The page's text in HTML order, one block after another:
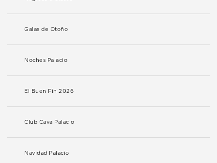
Galas de Otoño
Noches Palacio
El Buen Fin 2026
Club Cava Palacio
Navidad Palacio